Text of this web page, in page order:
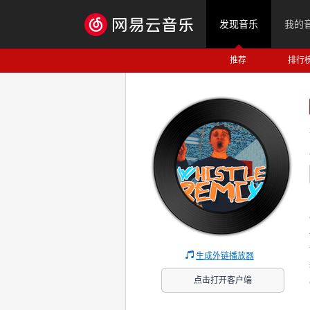
发现音乐 我的
推荐 排行